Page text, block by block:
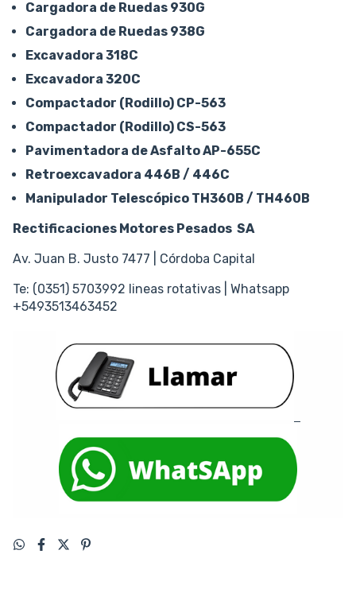
Cargadora de Ruedas 930G
Cargadora de Ruedas 938G
Excavadora 318C
Excavadora 320C
Compactador (Rodillo) CP-563
Compactador (Rodillo) CS-563
Pavimentadora de Asfalto AP-655C
Retroexcavadora 446B / 446C
Manipulador Telescópico TH360B / TH460B
Rectificaciones Motores Pesados SA
Av. Juan B. Justo 7477 | Córdoba Capital
Te: (0351) 5703992 lineas rotativas | Whatsapp
+5493513463452